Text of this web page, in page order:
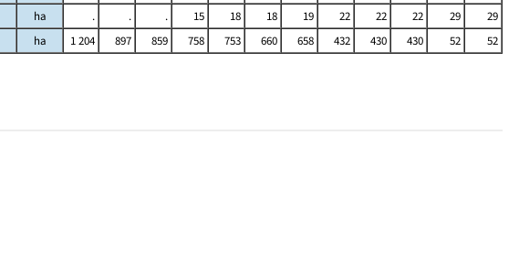
ha . . . 15 18 18 19 22 22 22 29
29
ha 1 204 897 859 758 753 660 658 432 430 430 52 52